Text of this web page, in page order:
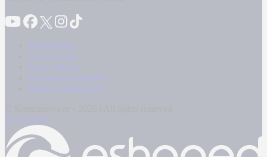
Καταγγελίες
Επικοινωνία
Όροι Χρήσης
Πολιτική Απορρήτου
Κρατική Διαφήμιση
Powered by: